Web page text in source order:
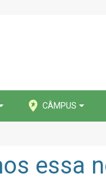
CÂMPUS
essa